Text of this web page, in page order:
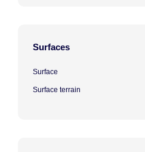
Surfaces
Surface
Surface terrain